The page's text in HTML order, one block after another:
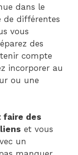
dans le
de différentes
vous
des
compte
incorporer au
ou une
faire des
et vous
un